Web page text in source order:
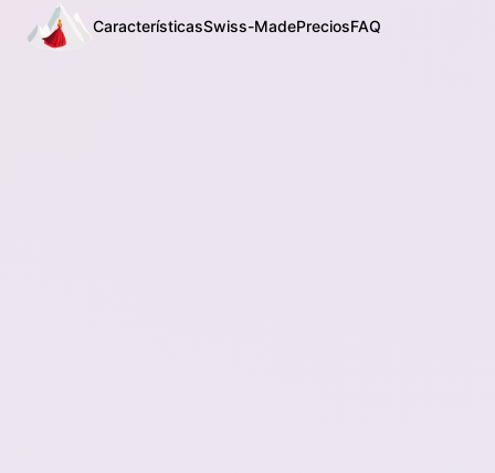
CaracterísticasSwiss-MadePreciosFAQ